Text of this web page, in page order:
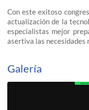
Con este exitoso
actualización de la
especialistas mejor
asertiva las necesidades
Galería